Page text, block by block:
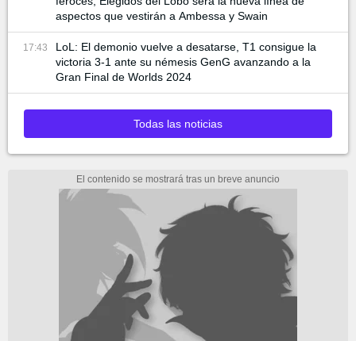
aspectos que vestirán a Ambessa y Swain
17:43
LoL: El demonio vuelve a desatarse, T1 consigue la
victoria 3-1 ante su némesis GenG avanzando a la
Gran Final de Worlds 2024
Todas las noticias